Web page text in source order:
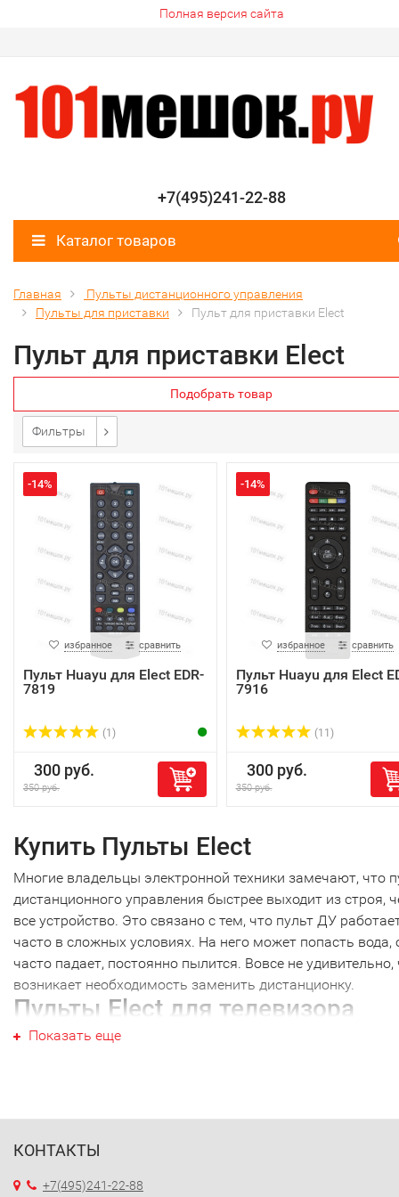
Полная версия сайта
+7(495)241-22-88
Каталог товаров
Главная
Пульты дистанционного управления
Пульты для приставки
Пульт для приставки Elect
Пульт для приставки Elect
Подобрать товар
Фильтры
-14%
избранное сравнить
Пульт Huayu для Elect EDR-
7819
(1)
300 руб.
350 руб.
-14%
избранное сравнить
Пульт Huayu для Elect
7916
(11)
300 руб.
350 руб.
Купить Пульты Elect
Многие владельцы электронной техники замечают, что
дистанционного управления быстрее выходит из строя,
все устройство. Это связано с тем, что пульт ДУ
часто в сложных условиях. На него может попасть вода,
часто падает, постоянно пылится. Вовсе не удивительно,
возникает необходимость заменить дистанционку.
Пульты Elect для телевизора
Пульты Elect не являются исключением, как и техника
определенной моделью. Ошибившись в выборе, вы
вашей техникой. Поэтому, решив купить Пульты Elect,
Показать еще
КОНТАКТЫ
+7(495)241-22-88